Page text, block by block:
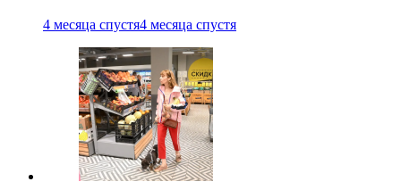
4 месяца спустя4 месяца спустя